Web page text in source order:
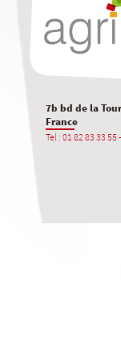
7b bd de la
France
Tel : 01 82 83 33 55